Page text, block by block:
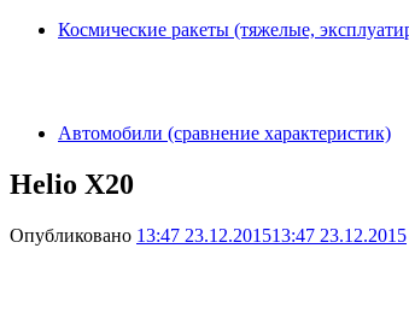
Космические ракеты (тяжелые,
Автомобили (сравнение характеристик)
Helio X20
Опубликовано 13:47 23.12.201513:47 23.12.2015